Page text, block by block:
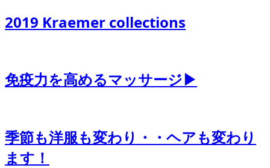
2019 Kraemer collections
免疫力を高めるマッサージ▶
季節も洋服も変わり・・ヘアも変わり
ます！